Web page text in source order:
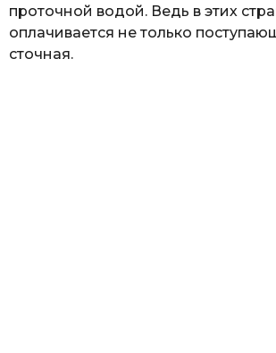
проточной водой. Ведь в этих
оплачивается не только
сточная.